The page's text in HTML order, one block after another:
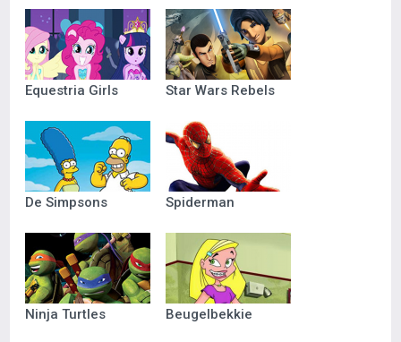
Equestria Girls Star Wars Rebels
De Simpsons Spiderman
Ninja Turtles Beugelbekkie